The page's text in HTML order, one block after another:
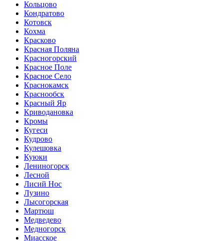
Кольцово
Кондратово
Котовск
Кохма
Красково
Красная Поляна
Красногорский
Красное Поле
Красное Село
Краснокамск
Краснообск
Красный Яр
Криводановка
Кромы
Кугеси
Кудрово
Кулешовка
Куюки
Лениногорск
Лесной
Лисий Нос
Лузино
Лысогорская
Мартюш
Медведево
Медногорск
Миасское